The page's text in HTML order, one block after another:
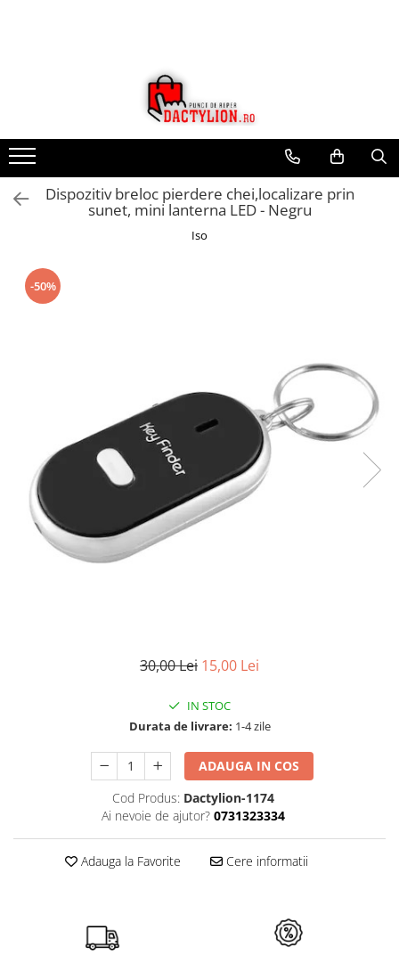
Dispozitiv breloc pierdere chei,localizare prin
sunet, mini lanterna LED - Negru
Iso
-50%
30,00 Lei 15,00 Lei
IN STOC
Durata de livrare: 1-4 zile
ADAUGA IN COS
Cod Produs: Dactylion-1174
Ai nevoie de ajutor? 0731323334
Adauga la Favorite Cere informatii